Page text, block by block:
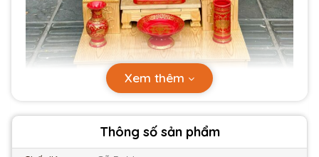
Thông số sản phẩm
Xem thêm